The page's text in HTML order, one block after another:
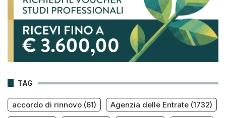
TAG
accordo di rinnovo (61) Agenzia delle Entrate (1732)